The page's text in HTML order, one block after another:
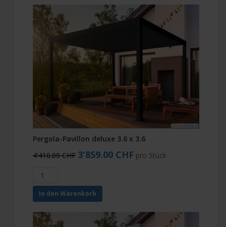
Pergola-Pavillon deluxe 3.6 x 3.6
4'410.00 CHF 3'859.00 CHF pro Stück
In den Warenkorb